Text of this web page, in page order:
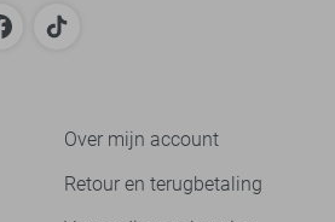
Over mijn account
Retour en terugbetaling